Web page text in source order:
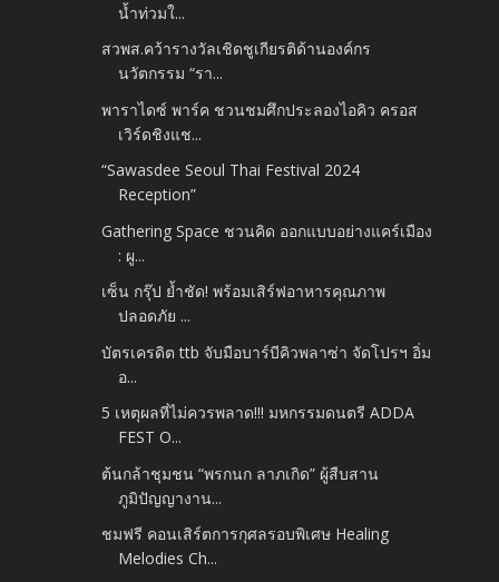
น้ำท่วมใ...
สวพส.คว้ารางวัลเชิดชูเกียรติด้านองค์กร
นวัตกรรม “รา...
พาราไดซ์ พาร์ค ชวนชมศึกประลองไอคิว ครอส
เวิร์ดชิงแช...
“Sawasdee Seoul Thai Festival 2024
Reception”
Gathering Space ชวนคิด ออกแบบอย่างแคร์เมือง
: ผู...
เซ็น กรุ๊ป ย้ำชัด! พร้อมเสิร์ฟอาหารคุณภาพ
ปลอดภัย ...
บัตรเครดิต ttb จับมือบาร์บีคิวพลาซ่า จัดโปรฯ อิ่ม
อ...
5 เหตุผลที่ไม่ควรพลาด!!! มหกรรมดนตรี ADDA
FEST O...
ต้นกล้าชุมชน “พรกนก ลาภเกิด” ผู้สืบสาน
ภูมิปัญญางาน...
ชมฟรี คอนเสิร์ตการกุศลรอบพิเศษ Healing
Melodies Ch...